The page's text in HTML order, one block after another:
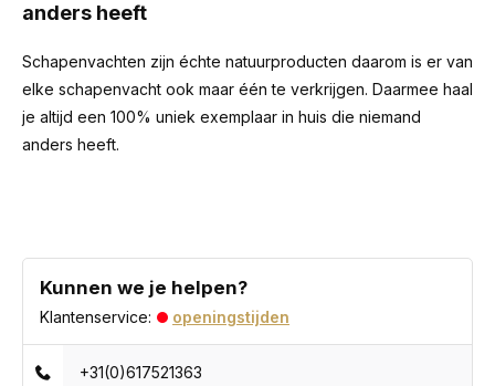
anders heeft
Schapenvachten zijn échte natuurproducten daarom is er van
elke schapenvacht ook maar één te verkrijgen. Daarmee haal
je altijd een 100% uniek exemplaar in huis die niemand
anders heeft.
Kunnen we je helpen?
Klantenservice: openingstijden
+31(0)617521363